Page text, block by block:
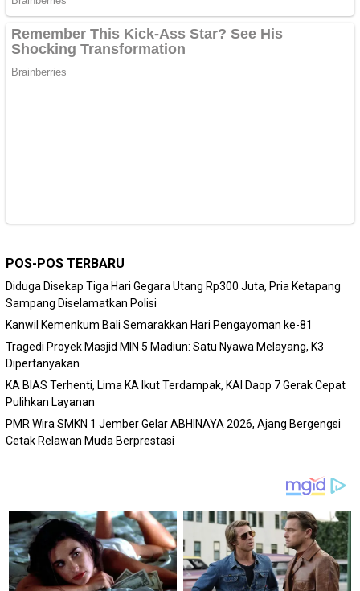
POS-POS TERBARU
Diduga Disekap Tiga Hari Gegara Utang Rp300 Juta, Pria Ketapang
Sampang Diselamatkan Polisi
Kanwil Kemenkum Bali Semarakkan Hari Pengayoman ke-81
Tragedi Proyek Masjid MIN 5 Madiun: Satu Nyawa Melayang, K3
Dipertanyakan
KA BIAS Terhenti, Lima KA Ikut Terdampak, KAI Daop 7 Gerak Cepat
Pulihkan Layanan
PMR Wira SMKN 1 Jember Gelar ABHINAYA 2026, Ajang Bergengsi
Cetak Relawan Muda Berprestasi